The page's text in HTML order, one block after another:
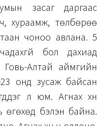
засаг даргаас
хураамж, төлбөрөө
чоноо авлана. 5
бол дахиад
Алтай аймгийн
онд зусаж байсан
л юм. Агнах хүн
өгөхөд бэлэн байна.